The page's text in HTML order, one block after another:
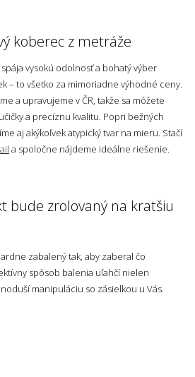
koberec z metráže
vysokú odolnosť a bohatý výber
– to všetko za mimoriadne výhodné ceny.
a upravujeme v ČR, takže sa môžete
a precíznu kvalitu. Popri bežných
aj akýkoľvek atypický tvar na mieru. Stačí
a spoločne nájdeme ideálne riešenie.
bude zrolovaný na kratšiu
zabalený tak, aby zaberal čo
spôsob balenia uľahčí nielen
manipuláciu so zásielkou u Vás.